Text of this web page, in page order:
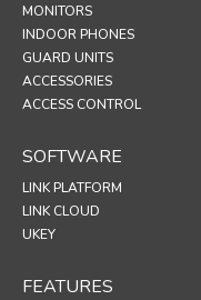
MONITORS
INDOOR PHONES
GUARD UNITS
ACCESSORIES
ACCESS CONTROL
SOFTWARE
LINK PLATFORM
LINK CLOUD
UKEY
FEATURES